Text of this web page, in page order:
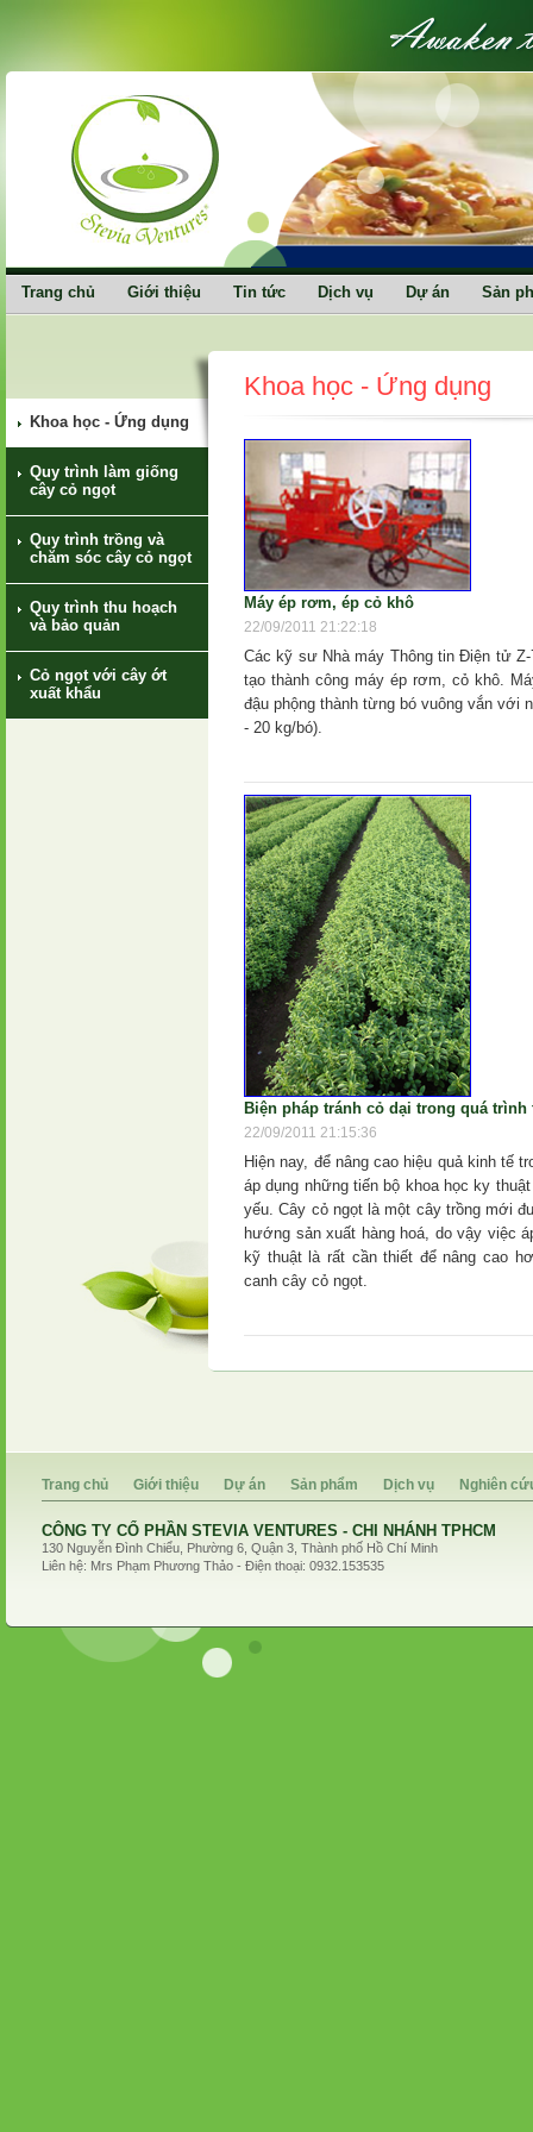
Trang chủ Giới thiệu Tin tức Dịch vụ Dự án Sản
Khoa học - Ứng dụng
Quy trình làm giống
cây cỏ ngọt
Quy trình trồng và
chăm sóc cây cỏ ngọt
Quy trình thu hoạch
và bảo quản
Cỏ ngọt với cây ớt
xuất khẩu
Khoa học - Ứng dụng
Máy ép rơm, ép cỏ khô
22/09/2011 21:22:18
Các kỹ sư Nhà máy Thông tin Điện tử
tạo thành công máy ép rơm, cỏ khô.
đậu phộng thành từng bó vuông vắn với
- 20 kg/bó).
Biện pháp tránh cỏ dại trong quá trình
22/09/2011 21:15:36
Hiện nay, để nâng cao hiệu quả kinh tế
áp dụng những tiến bộ khoa học ky
yếu. Cây cỏ ngọt là một cây trồng mới
hướng sản xuất hàng hoá, do vậy việc
kỹ thuật là rất cần thiết để nâng cao
canh cây cỏ ngọt.
Trang chủ Giới thiệu Dự án Sản phẩm Dịch vụ Nghiên
CÔNG TY CỔ PHẦN STEVIA VENTURES - CHI NHÁNH TPHCM
130 Nguyễn Đình Chiểu, Phường 6, Quận 3, Thành phố Hồ Chí Minh
Liên hệ: Mrs Phạm Phương Thảo - Điện thoại: 0932.153535